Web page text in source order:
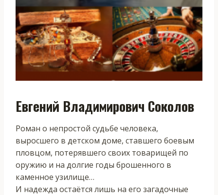
Евгений Владимирович Соколов
Роман о непростой судьбе человека,
выросшего в детском доме, ставшего боевым
пловцом, потерявшего своих товарищей по
оружию и на долгие годы брошенного в
каменное узилище…
И надежда остаётся лишь на его загадочные